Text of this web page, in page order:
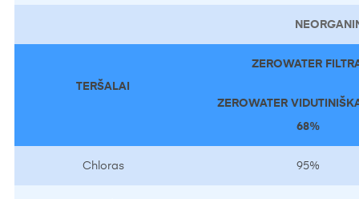
TERŠALAI
ZEROWATER
ZEROWATER
68%
Chloras 95%